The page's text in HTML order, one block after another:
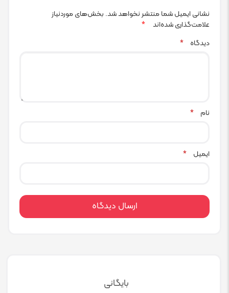
نشانی ایمیل شما منتشر نخواهد شد. بخش‌های موردنیاز
علامت‌گذاری شده‌اند
*
دیدگاه
*
نام *
ایمیل *
بایگانی